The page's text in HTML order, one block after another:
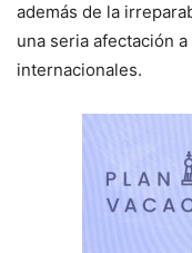
además de la
una seria afectación
internacionales.